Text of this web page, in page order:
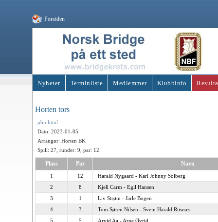
Forsiden
Nyheter Terminliste Medlemmer Klubbinfo
Horten tors
pbn html
Dato: 2023-01-05
Arrangør: Horten BK
Spill: 27, runder: 9, par: 12
Plass Par Navn
1 12
Harald Nygaard - Karl Johnny Solberg
2
8
Kjell Carm - Egil Hansen
3
1
Liv Strøm - Jarle Bogen
4
3
Tom Søren Nilsen - Svein Harald Riisnæs
5
5
Arvid Aa - Arne Øvrid